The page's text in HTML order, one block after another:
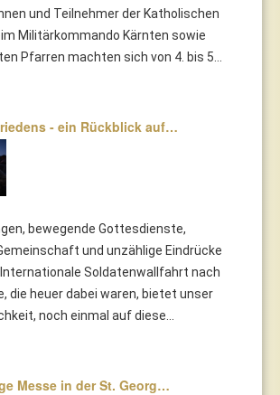
und Teilnehmer der Katholischen
Militärkommando Kärnten sowie
Pfarren machten sich von 4. bis 5...
- ein Rückblick auf…
bewegende Gottesdienste,
und unzählige Eindrücke
Soldatenwallfahrt nach
die heuer dabei waren, bietet unser
noch einmal auf diese...
Messe in der St. Georg…